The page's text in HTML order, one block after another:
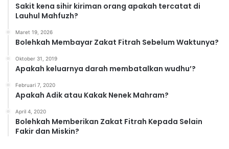
Sakit kena sihir kiriman orang apakah tercatat di
Lauhul Mahfuzh?
Maret 19, 2026
Bolehkah Membayar Zakat Fitrah Sebelum Waktunya?
Oktober 31, 2019
Apakah keluarnya darah membatalkan wudhu’?
Februari 7, 2020
Apakah Adik atau Kakak Nenek Mahram?
April 4, 2020
Bolehkah Memberikan Zakat Fitrah Kepada Selain
Fakir dan Miskin?